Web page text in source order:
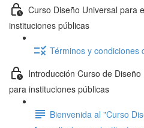
Curso Diseño Universal para
instituciones públicas
Términos y condiciones
Introducción Curso de
para instituciones públicas
Bienvenida al "Curso